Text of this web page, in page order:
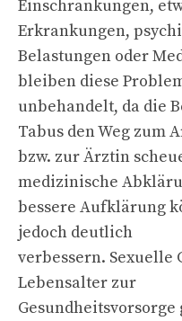
Einschränkungen,
Erkrankungen,
Belastungen oder
bleiben diese
unbehandelt, da die
Tabus den Weg zum
bzw. zur Ärztin
medizinische
bessere Aufklärung
jedoch deutlich
verbessern. Sexuelle
Lebensalter zur